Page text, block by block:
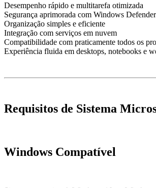
Desempenho rápido e multitarefa otimizada
Segurança aprimorada com Windows Defender
Organização simples e eficiente
Integração com serviços em nuvem
Compatibilidade com praticamente todos os
Experiência fluida em desktops, notebooks e
Requisitos de Sistema
Windows Compatível